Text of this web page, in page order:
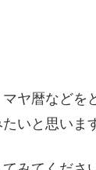
ヤ暦などを
いと思いま